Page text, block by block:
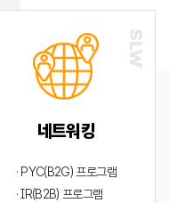
네트워킹
· PYC(B2G) 프로그램
· IR(B2B) 프로그램